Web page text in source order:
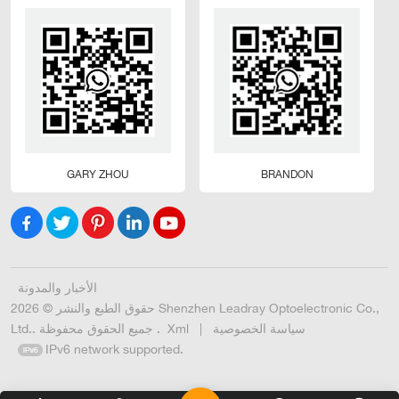
GARY ZHOU BRANDON
الأخبار والمدونة
حقوق الطبع والنشر © 2026 Shenzhen Leadray Optoelectronic Co.,
Ltd.. جميع الحقوق محفوظة . Xml |
سياسة الخصوصية
IPv6 network supported.